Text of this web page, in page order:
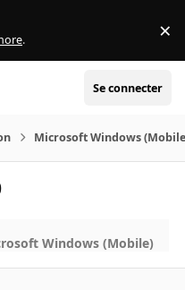
. ×
Se connecter
Microsoft Windows
Windows (Mobile)